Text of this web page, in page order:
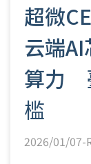
超微
云端
算力
槛
2026/01/07-